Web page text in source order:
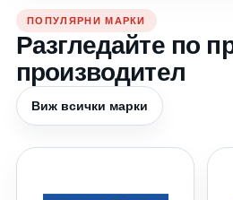
ПОПУЛЯРНИ МАРКИ
Разгледайте по
производител
Виж всички марки